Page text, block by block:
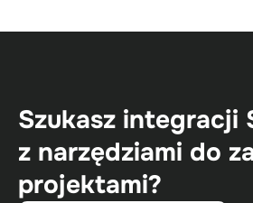
Szukasz integracji
z narzędziami do
projektami?